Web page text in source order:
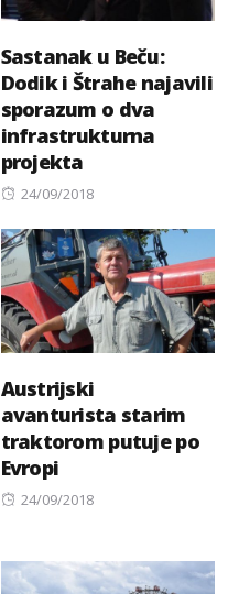
Sastanak u Beču:
Dodik i Štrahe najavili
sporazum o dva
infrastrukturna
projekta
Posted
24/09/2018
Austrijski
avanturista starim
traktorom putuje po
Evropi
Posted
24/09/2018